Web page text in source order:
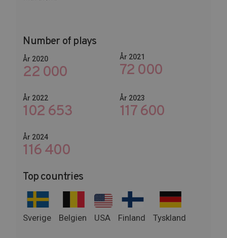
Number of plays
År 2020
22 000
År 2021
72 000
År 2022
102 653
År 2023
144 000
År 2024
142 800
Top countries
Sverige Belgien USA Finland Tyskland